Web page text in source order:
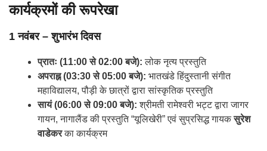
कार्यक्रमों की रूपरेखा
1 नवंबर – शुभारंभ दिवस
प्रातः (11:00 से 02:00 बजे): लोक नृत्य प्रस्तुति
अपराह्न (03:30 से 05:00 बजे): भातखंडे हिंदुस्तानी संगीत
महाविद्यालय, पौड़ी के छात्रों द्वारा सांस्कृतिक प्रस्तुति
सायं (06:00 से 09:00 बजे): श्रीमती रामेश्वरी भट्ट द्वारा जागर
गायन, नागालैंड की प्रस्तुति “यूलिखेरी” एवं सुप्रसिद्ध गायकसुरेश
वाडेकरका कार्यक्रम